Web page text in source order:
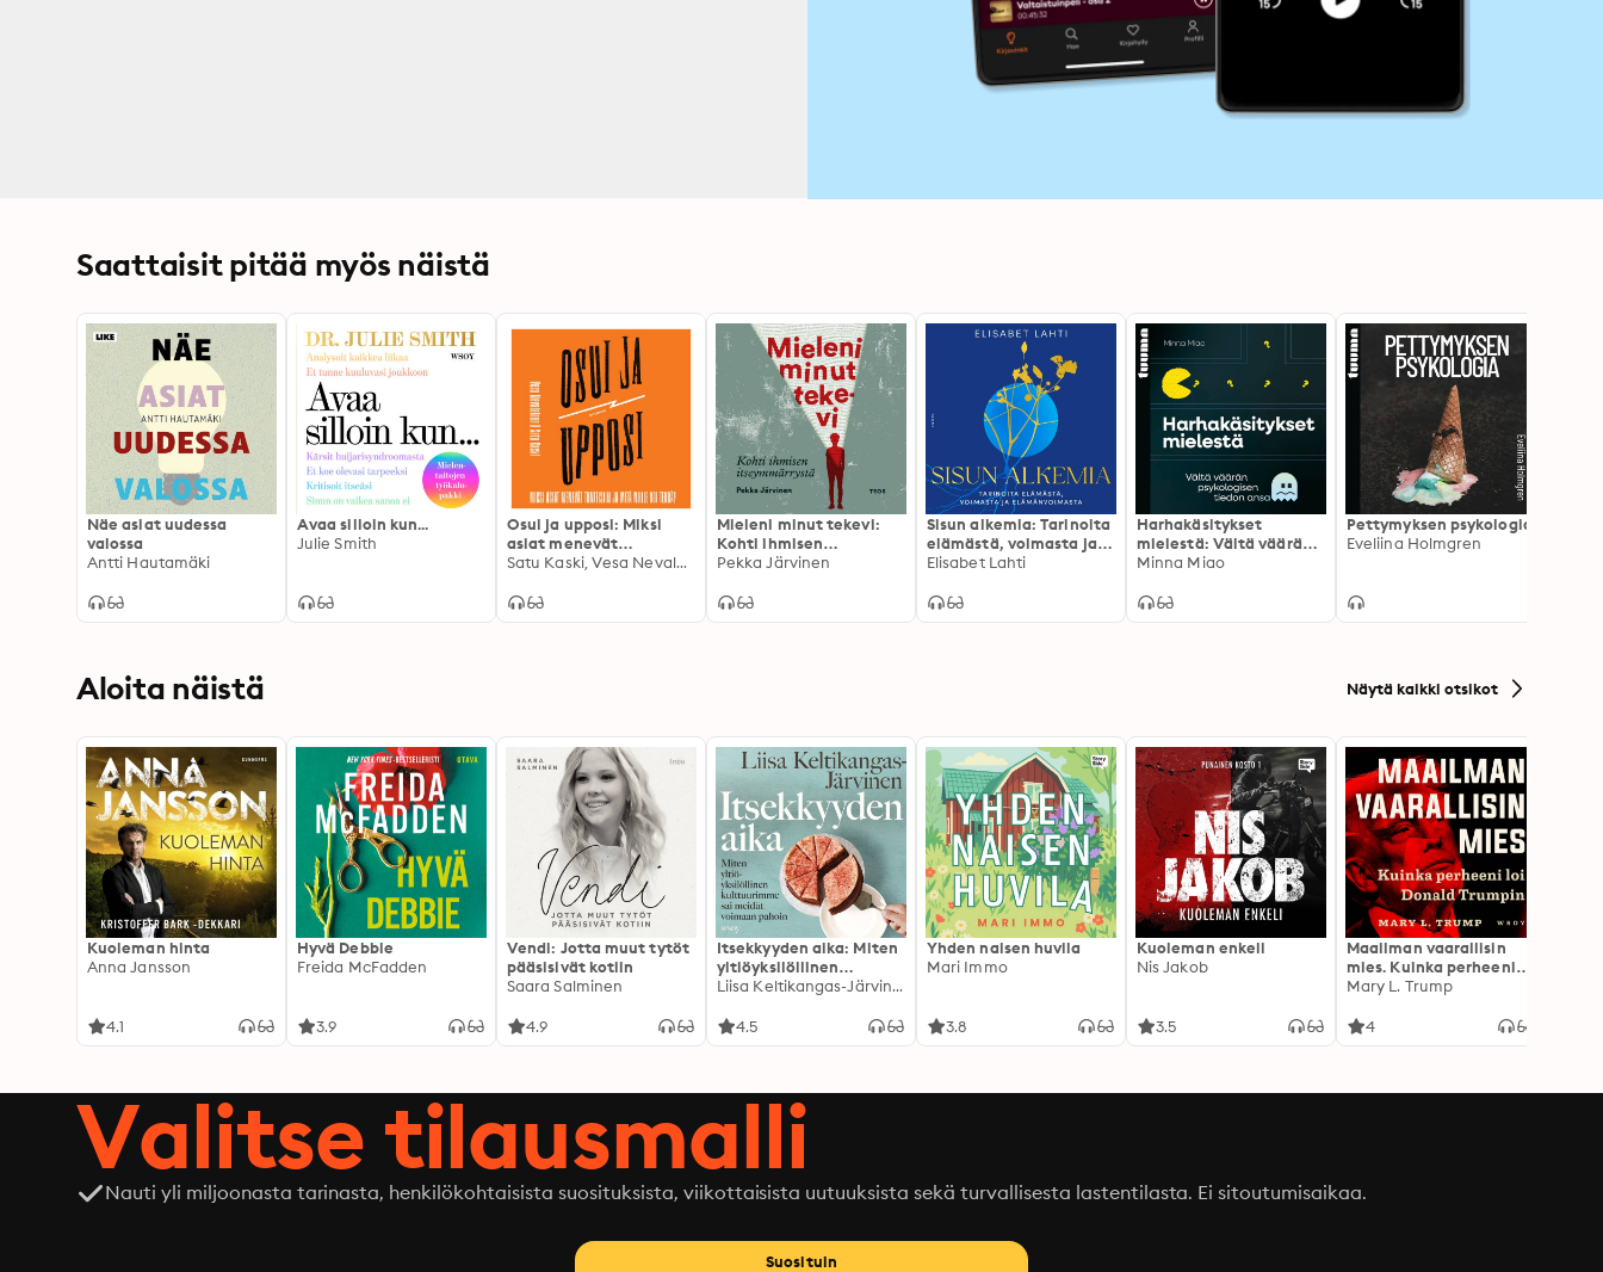
Saattaisit pitää myös näistä
Näe asiat uudessa
valossa
Antti Hautamäki
Avaa silloin kun...
Julie Smith
Osui ja upposi: Miksi
asiat menevät
tunteisiin ja mitä niilleSatu Kaski, Vesa Nevalainen
Mieleni minut tekevi:
Kohti ihmisen
itseymmärrystä
Pekka Järvinen
Sisun alkemia: Tarinoita
elämästä, voimasta ja
elämänvoimasta
Elisabet Lahti
Harhakäsitykset
mielestä: Vältä väärän
psykologisen tiedon
Minna Miao
Pettymyksen psykologia
Eveliina Holmgren
Aloita näistä Näytä kaikki otsikot
Kuoleman hinta
Anna Jansson
4.1
Hyvä Debbie
Freida McFadden
3.9
Vendi: Jotta muut tytöt
pääsisivät kotiin
Saara Salminen
4.9
Itsekkyyden aika: Miten
yltiöyksilöllinen
kulttuurimme sai
Liisa Keltikangas-Järvinen
4.5
Yhden naisen huvila
Mari Immo
3.8
Kuoleman enkeli
Nis Jakob
3.5
Maailman vaarallisin
mies. Kuinka perheeni
loi Donald Trumpin
Mary L. Trump
4
Valitse tilausmalli
Nauti yli miljoonasta tarinasta, henkilökohtaisista suosituksista, viikottaisista uutuuksista sekä turvallisesta lastentilasta. Ei sitoutumisaikaa.
Suosituin